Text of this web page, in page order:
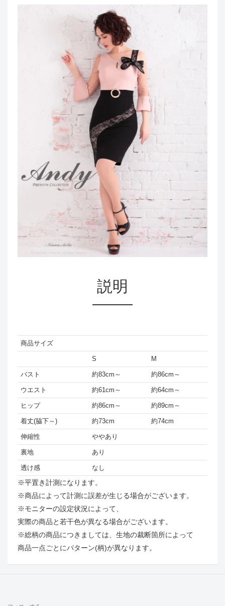
説明
商品サイズ
S M
バスト 約83cm～ 約86cm～
ウエスト 約61cm～ 約64cm～
ヒップ 約86cm～ 約89cm～
着丈(脇下～) 約73cm 約74cm
伸縮性 ややあり
裏地 あり
透け感 なし
※平置き計測になります。
※商品によって計測に誤差が生じる場合がございます。
※モニターの設定状況によって、
実際の商品と若干色が異なる場合がございます。
※総柄の商品につきましては、生地の裁断箇所によって
商品一点ごとにパターン(柄)が異なります。